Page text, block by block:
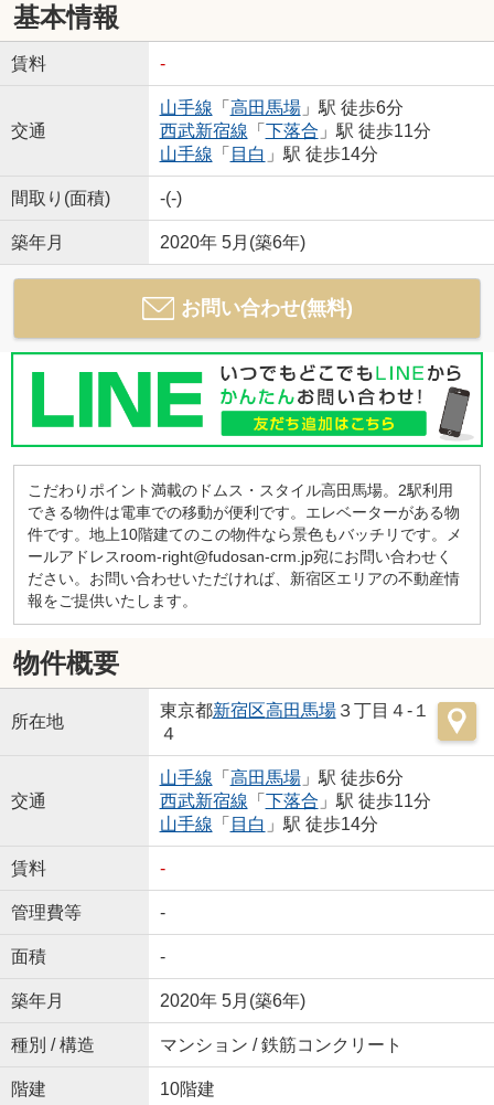
基本情報
賃料 -
交通
山手線 「 高田馬場」駅 徒歩6分
西武新宿線 「 下落合 」駅 徒歩11分
山手線 「 目白 」駅 徒歩14分
間取り(面積) -(-)
築年月 2020年 5月(築6年)
お問い合わせ(無料)
こだわりポイント満載のドムス・スタイル高田馬場。2駅利用
できる物件は電車での移動が便利です。エレベーターがある物
件です。地上10階建てのこの物件なら景色もバッチリです。メ
ールアドレスroom-right@fudosan-crm.jp宛にお問い合わせく
ださい。お問い合わせいただければ、新宿区エリアの不動産情
報をご提供いたします。
物件概要
所在地
東京都新宿区高田馬場３丁目４-１
４
交通
山手線 「 高田馬場」駅 徒歩6分
西武新宿線 「 下落合 」駅 徒歩11分
山手線 「 目白 」駅 徒歩14分
賃料 -
管理費等 -
面積 -
築年月 2020年 5月(築6年)
種別 / 構造 マンション / 鉄筋コンクリート
階建 10階建